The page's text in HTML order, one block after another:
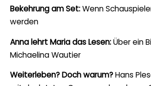
Bekehrung am Set:Wenn
werden
Anna lehrt Maria das Lesen:Über ein
Michaelina Wautier
Weiterleben? Doch warum?Hans